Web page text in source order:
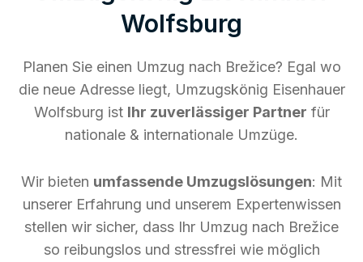
Wolfsburg
Planen Sie einen Umzug nach Brežice? Egal wo
die neue Adresse liegt, Umzugskönig Eisenhauer
Wolfsburg ist Ihr zuverlässiger Partner für
nationale & internationale Umzüge.
Wir bieten umfassende Umzugslösungen: Mit
unserer Erfahrung und unserem Expertenwissen
stellen wir sicher, dass Ihr Umzug nach Brežice
so reibungslos und stressfrei wie möglich